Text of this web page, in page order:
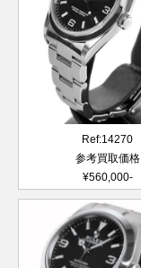
Ref:14270
参考買取価格
¥560,000-